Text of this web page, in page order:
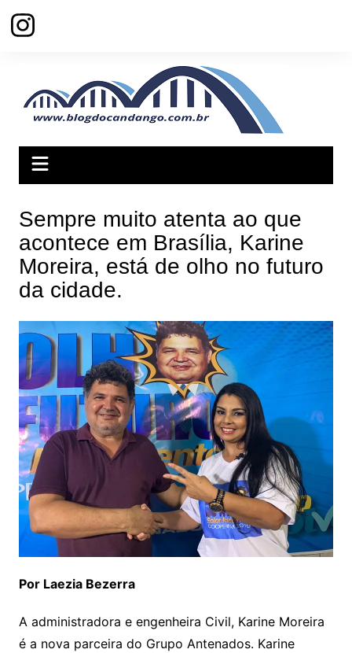
para
Sempre muito atenta ao que
acontece em Brasília, Karine
Moreira, está de olho no futuro
da cidade.
Por Laezia Bezerra
A administradora e engenheira Civil, Karine Moreira
é a nova parceira do Grupo Antenados. Karine